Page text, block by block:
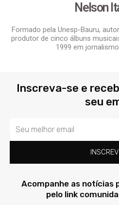
Nelson
Formado pela Unesp-Bauru,
produtor de cinco álbuns
1999 em
Inscreva-se e
seu
Email
Acompanhe as notícias
pelo link